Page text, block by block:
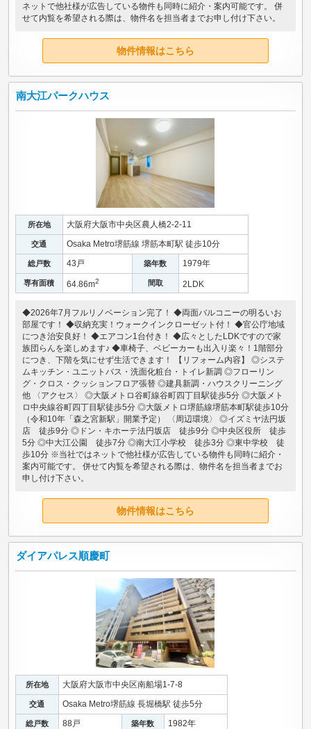
ネットで他社様が広告している物件も同時に紹介・案内可能です。 併
せて内覧を希望される際は、物件名を担当者までお申し付け下さい。
物件情報はこちら
南大江パークハウス
所在地 大阪府大阪市中央区農人橋2-2-11
交通 Osaka Metro堺筋線 堺筋本町駅 徒歩10分
総戸数 43戸 築年数 1979年
専有面積 64.86m2 間取 2LDK
◆2026年7月フルリノベーション完了！ ◆両面バルコニーの明るいお
部屋です！ ◆収納充実！ウォークインクローゼット付！ ◆官公庁地域
につき治安良好！ ◆エアコン1台付き！ ◆広々としたLDKですので家
族団らんを楽しめます♪ ◆車椅子、ベビーカーも出入り楽々！1階部分
につき、下階を気にせず生活できます！ 【リフォーム内容】 ◎システ
ムキッチン・ユニットバス・洗面化粧台・トイレ新調 ◎フローリン
グ・クロス・クッションフロア張替 ◎建具新調・ハウスクリーニング
他 〈アクセス〉 ◎大阪メトロ谷町線谷町四丁目駅徒歩5分 ◎大阪メト
ロ中央線谷町四丁目駅徒歩5分 ◎大阪メトロ堺筋線堺筋本町駅徒歩10分
（令和10年「森之宮新駅」開業予定） 〈周辺環境〉 ◎イズミヤ法円坂
店 徒歩9分 ◎ドン・キホーテ法円坂店 徒歩9分 ◎中央区役所 徒歩
5分 ◎中大江公園 徒歩7分 ◎南大江小学校 徒歩3分 ◎東中学校 徒
歩10分 ※当社ではネットで他社様が広告している物件も同時に紹介・
案内可能です。 併せて内覧を希望される際は、物件名を担当者までお
申し付け下さい。
物件情報はこちら
ダイアパレス順慶町
所在地 大阪府大阪市中央区南船場1-7-8
交通 Osaka Metro堺筋線 長堀橋駅 徒歩5分
総戸数 88戸 築年数 1982年